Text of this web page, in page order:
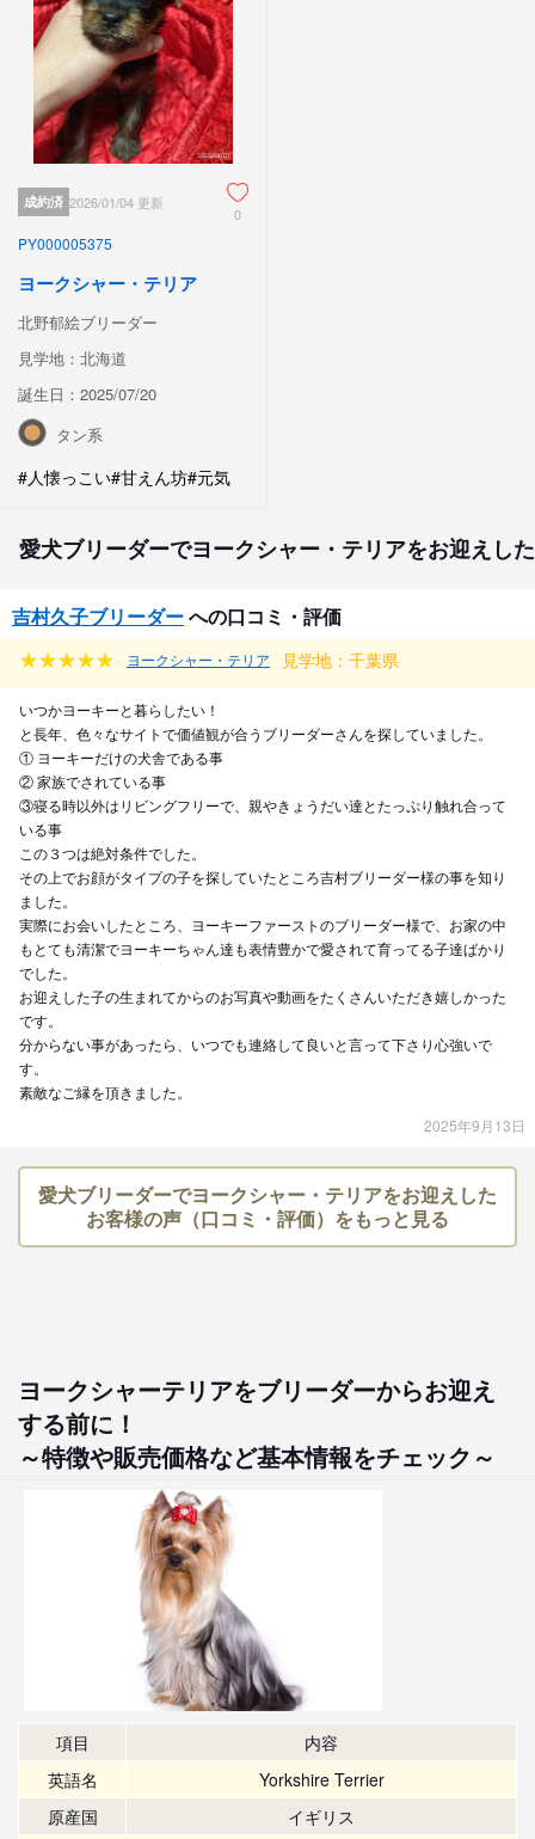
成約済 2026/01/04 更新
0
PY000005375
ヨークシャー・テリア
北野郁絵ブリーダー
見学地：北海道
誕生日：2025/07/20
タン系
#人懐っこい#甘えん坊#元気
愛犬ブリーダーでヨークシャー・テリアをお迎えし
吉村久子ブリーダーへの口コミ・評価
ヨークシャー・テリア 見学地：千葉県
いつかヨーキーと暮らしたい！
と長年、色々なサイトで価値観が合うブリーダーさんを探していました。
① ヨーキーだけの犬舎である事
② 家族でされている事
③寝る時以外はリビングフリーで、親やきょうだい達とたっぷり触れ合って
いる事
この３つは絶対条件でした。
その上でお顔がタイプの子を探していたところ吉村ブリーダー様の事を知り
ました。
実際にお会いしたところ、ヨーキーファーストのブリーダー様で、お家の中
もとても清潔でヨーキーちゃん達も表情豊かで愛されて育ってる子達ばかり
でした。
お迎えした子の生まれてからのお写真や動画をたくさんいただき嬉しかった
です。
分からない事があったら、いつでも連絡して良いと言って下さり心強いで
す。
素敵なご縁を頂きました。
2025年9月13日
愛犬ブリーダーでヨークシャー・テリアをお迎えした
お客様の声（口コミ・評価）をもっと見る
ヨークシャーテリアをブリーダーからお迎え
する前に！
～特徴や販売価格など基本情報をチェック～
項目
内容
英語名
Yorkshire Terrier
原産国
イギリス